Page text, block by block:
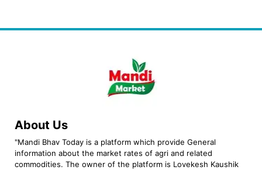
About Us
"Mandi Bhav Today is a platform which provide General
information about the market rates of agri and related
commodities. The owner of the platform is Lovekesh Kaushik